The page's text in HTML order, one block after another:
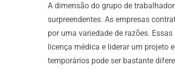
A dimensão do grupo de
surpreendentes. As empresas
por uma variedade de razões.
licença médica e liderar um projeto
temporários pode ser bastante